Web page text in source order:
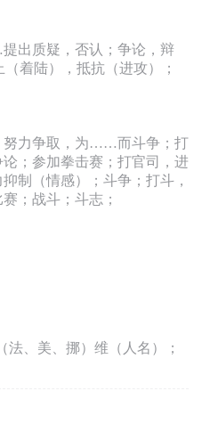
出质疑，否认；争论，辩
着陆），抵抗（进攻）；
力争取，为……而斗争；打
；参加拳击赛；打官司，进
制（情感）；斗争；打斗，
；战斗；斗志；
、美、挪）维（人名）；